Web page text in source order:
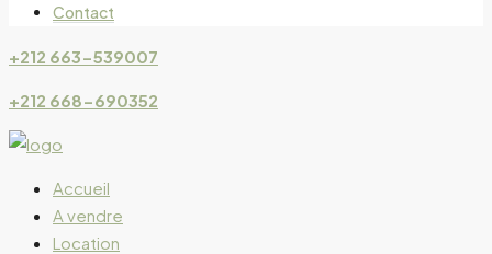
Contact
+212 663-539007
+212 668-690352
Accueil
A vendre
Location